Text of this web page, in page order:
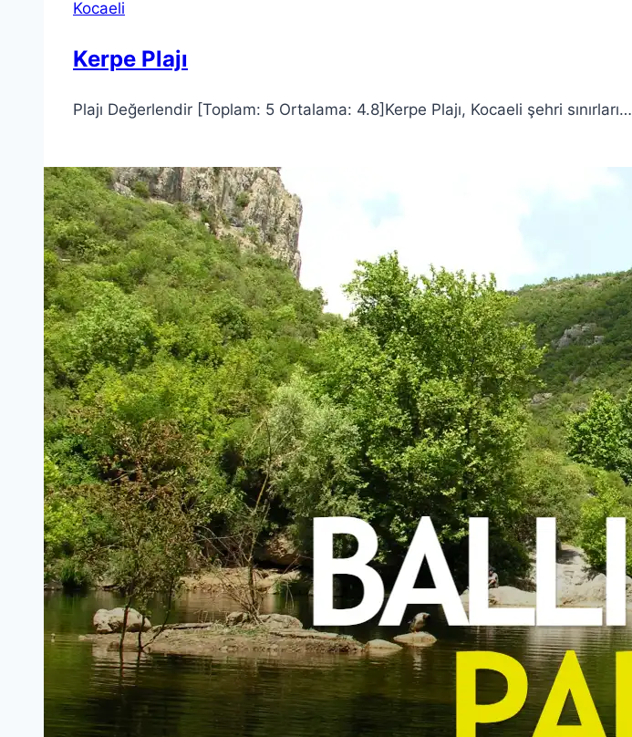
Kocaeli
Kerpe Plajı
Plajı Değerlendir [Toplam: 5 Ortalama: 4.8]Kerpe Plajı, Kocaeli şehri sınırları…